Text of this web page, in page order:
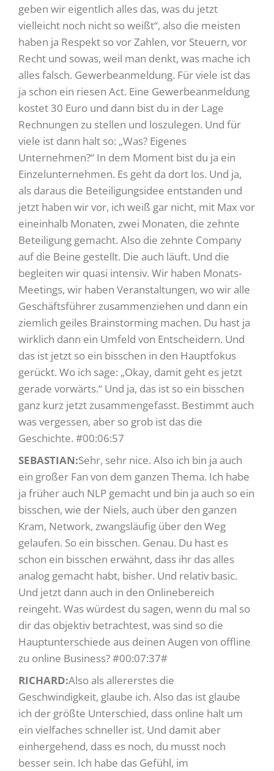
geben wir eigentlich alles das, was du jetzt
vielleicht noch nicht so weißt“, also die meisten
haben ja Respekt so vor Zahlen, vor Steuern, vor
Recht und sowas, weil man denkt, was mache ich
alles falsch. Gewerbeanmeldung. Für viele ist das
ja schon ein riesen Act. Eine Gewerbeanmeldung
kostet 30 Euro und dann bist du in der Lage
Rechnungen zu stellen und loszulegen. Und für
viele ist dann halt so: „Was? Eigenes
Unternehmen?“ In dem Moment bist du ja ein
Einzelunternehmen. Es geht da dort los. Und ja,
als daraus die Beteiligungsidee entstanden und
jetzt haben wir vor, ich weiß gar nicht, mit Max vor
eineinhalb Monaten, zwei Monaten, die zehnte
Beteiligung gemacht. Also die zehnte Company
auf die Beine gestellt. Die auch läuft. Und die
begleiten wir quasi intensiv. Wir haben Monats-
Meetings, wir haben Veranstaltungen, wo wir alle
Geschäftsführer zusammenziehen und dann ein
ziemlich geiles Brainstorming machen. Du hast ja
wirklich dann ein Umfeld von Entscheidern. Und
das ist jetzt so ein bisschen in den Hauptfokus
gerückt. Wo ich sage: „Okay, damit geht es jetzt
gerade vorwärts.“ Und ja, das ist so ein bisschen
ganz kurz jetzt zusammengefasst. Bestimmt auch
was vergessen, aber so grob ist das die
Geschichte. #00:06:57
SEBASTIAN:Sehr, sehr nice. Also ich bin ja auch
ein großer Fan von dem ganzen Thema. Ich habe
ja früher auch NLP gemacht und bin ja auch so ein
bisschen, wie der Niels, auch über den ganzen
Kram, Network, zwangsläufig über den Weg
gelaufen. So ein bisschen. Genau. Du hast es
schon ein bisschen erwähnt, dass ihr das alles
analog gemacht habt, bisher. Und relativ basic.
Und jetzt dann auch in den Onlinebereich
reingeht. Was würdest du sagen, wenn du mal so
dir das objektiv betrachtest, was sind so die
Hauptunterschiede aus deinen Augen von offline
zu online Business? #00:07:37#
RICHARD:Also als allererstes die
Geschwindigkeit, glaube ich. Also das ist glaube
ich der größte Unterschied, dass online halt um
ein vielfaches schneller ist. Und damit aber
einhergehend, dass es noch, du musst noch
besser sein. Ich habe das Gefühl, im